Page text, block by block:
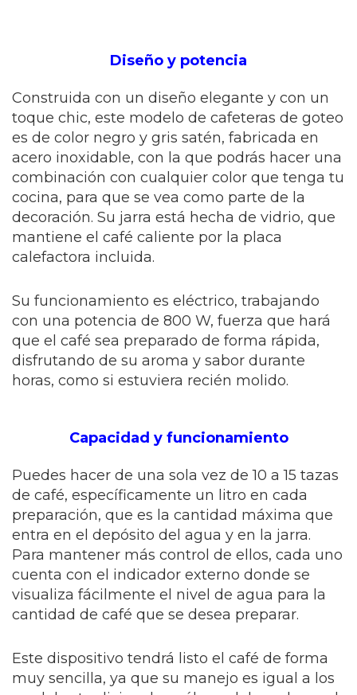
Diseño y potencia
Construida con un diseño elegante y con un
toque chic, este modelo de cafeteras de goteo
es de color negro y gris satén, fabricada en
acero inoxidable, con la que podrás hacer una
combinación con cualquier color que tenga tu
cocina, para que se vea como parte de la
decoración. Su jarra está hecha de vidrio, que
mantiene el café caliente por la placa
calefactora incluida.
Su funcionamiento es eléctrico, trabajando
con una potencia de 800 W, fuerza que hará
que el café sea preparado de forma rápida,
disfrutando de su aroma y sabor durante
horas, como si estuviera recién molido.
Capacidad y funcionamiento
Puedes hacer de una sola vez de 10 a 15 tazas
de café, específicamente un litro en cada
preparación, que es la cantidad máxima que
entra en el depósito del agua y en la jarra.
Para mantener más control de ellos, cada uno
cuenta con el indicador externo donde se
visualiza fácilmente el nivel de agua para la
cantidad de café que se desea preparar.
Este dispositivo tendrá listo el café de forma
muy sencilla, ya que su manejo es igual a los